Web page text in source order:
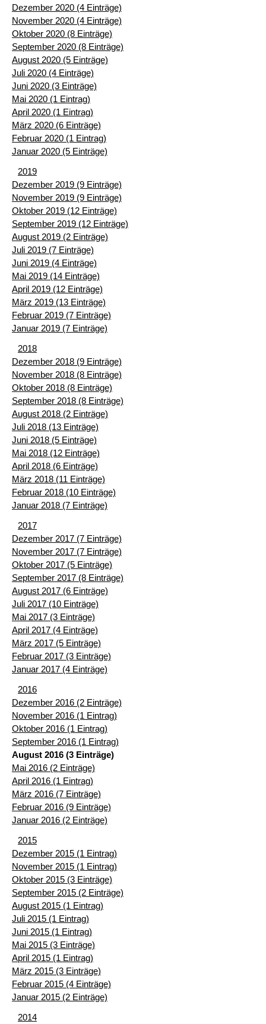
Dezember 2020 (4 Einträge)
November 2020 (4 Einträge)
Oktober 2020 (8 Einträge)
September 2020 (8 Einträge)
August 2020 (5 Einträge)
Juli 2020 (4 Einträge)
Juni 2020 (3 Einträge)
Mai 2020 (1 Eintrag)
April 2020 (1 Eintrag)
März 2020 (6 Einträge)
Februar 2020 (1 Eintrag)
Januar 2020 (5 Einträge)
2019
Dezember 2019 (9 Einträge)
November 2019 (9 Einträge)
Oktober 2019 (12 Einträge)
September 2019 (12 Einträge)
August 2019 (2 Einträge)
Juli 2019 (7 Einträge)
Juni 2019 (4 Einträge)
Mai 2019 (14 Einträge)
April 2019 (12 Einträge)
März 2019 (13 Einträge)
Februar 2019 (7 Einträge)
Januar 2019 (7 Einträge)
2018
Dezember 2018 (9 Einträge)
November 2018 (8 Einträge)
Oktober 2018 (8 Einträge)
September 2018 (8 Einträge)
August 2018 (2 Einträge)
Juli 2018 (13 Einträge)
Juni 2018 (5 Einträge)
Mai 2018 (12 Einträge)
April 2018 (6 Einträge)
März 2018 (11 Einträge)
Februar 2018 (10 Einträge)
Januar 2018 (7 Einträge)
2017
Dezember 2017 (7 Einträge)
November 2017 (7 Einträge)
Oktober 2017 (5 Einträge)
September 2017 (8 Einträge)
August 2017 (6 Einträge)
Juli 2017 (10 Einträge)
Mai 2017 (3 Einträge)
April 2017 (4 Einträge)
März 2017 (5 Einträge)
Februar 2017 (3 Einträge)
Januar 2017 (4 Einträge)
2016
Dezember 2016 (2 Einträge)
November 2016 (1 Eintrag)
Oktober 2016 (1 Eintrag)
September 2016 (1 Eintrag)
August 2016 (3 Einträge)
Mai 2016 (2 Einträge)
April 2016 (1 Eintrag)
März 2016 (7 Einträge)
Februar 2016 (9 Einträge)
Januar 2016 (2 Einträge)
2015
Dezember 2015 (1 Eintrag)
November 2015 (1 Eintrag)
Oktober 2015 (3 Einträge)
September 2015 (2 Einträge)
August 2015 (1 Eintrag)
Juli 2015 (1 Eintrag)
Juni 2015 (1 Eintrag)
Mai 2015 (3 Einträge)
April 2015 (1 Eintrag)
März 2015 (3 Einträge)
Februar 2015 (4 Einträge)
Januar 2015 (2 Einträge)
2014